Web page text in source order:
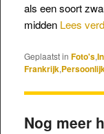
als een soort
midden Lees
Geplaatst in Foto's,
Frankrijk,
Nog meer